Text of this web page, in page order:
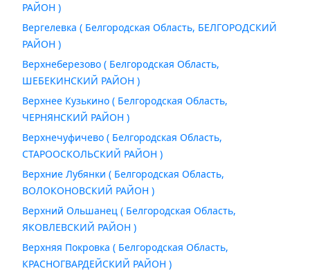
РАЙОН )
Вергелевка ( Белгородская Область, БЕЛГОРОДСКИЙ
РАЙОН )
Верхнеберезово ( Белгородская Область,
ШЕБЕКИНСКИЙ РАЙОН )
Верхнее Кузькино ( Белгородская Область,
ЧЕРНЯНСКИЙ РАЙОН )
Верхнечуфичево ( Белгородская Область,
СТАРООСКОЛЬСКИЙ РАЙОН )
Верхние Лубянки ( Белгородская Область,
ВОЛОКОНОВСКИЙ РАЙОН )
Верхний Ольшанец ( Белгородская Область,
ЯКОВЛЕВСКИЙ РАЙОН )
Верхняя Покровка ( Белгородская Область,
КРАСНОГВАРДЕЙСКИЙ РАЙОН )